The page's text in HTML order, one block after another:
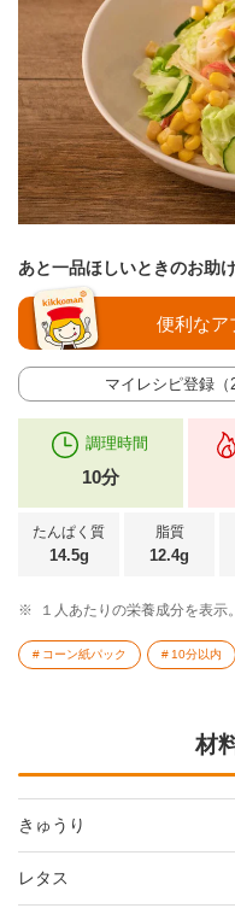
あと一品ほしいときのお助
マイレシピ登録（
便利なア
調理時間
10分
たんぱく質
14.5g
脂質
12.4g
※ １人あたりの栄養成分を表示。
コーン紙パック 10分以内
材
きゅうり
レタス